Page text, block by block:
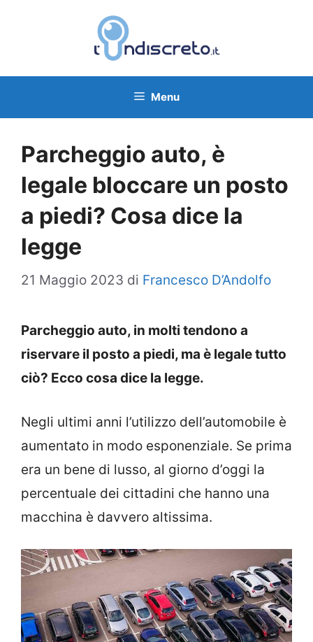
Menu
Parcheggio auto, è
legale bloccare un posto
a piedi? Cosa dice la
legge
21 Maggio 2023 di Francesco D’Andolfo
Parcheggio auto, in molti tendono a
riservare il posto a piedi, ma è legale tutto
ciò? Ecco cosa dice la legge.
Negli ultimi anni l’utilizzo dell’automobile è
aumentato in modo esponenziale. Se prima
era un bene di lusso, al giorno d’oggi la
percentuale dei cittadini che hanno una
macchina è davvero altissima.